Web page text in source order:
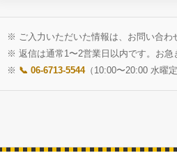
※ ご入力いただいた情報は、お問い合わ
※ 返信は通常1〜2営業日以内です。お急
※ 📞 06-6713-5544（10:00〜20:00 水曜定